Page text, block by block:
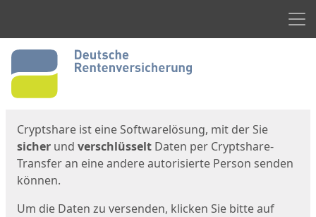
Start
Cryptshare ist eine Softwarelösung, mit der Sie
sicher und verschlüsselt Daten per Cryptshare-
Transfer an eine andere autorisierte Person senden
können.
Um die Daten zu versenden, klicken Sie bitte auf